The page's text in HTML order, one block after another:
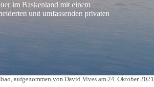
im Baskenland mit einem
und umfassenden privaten
aufgenommen von David Vives am 24. Oktober 2021